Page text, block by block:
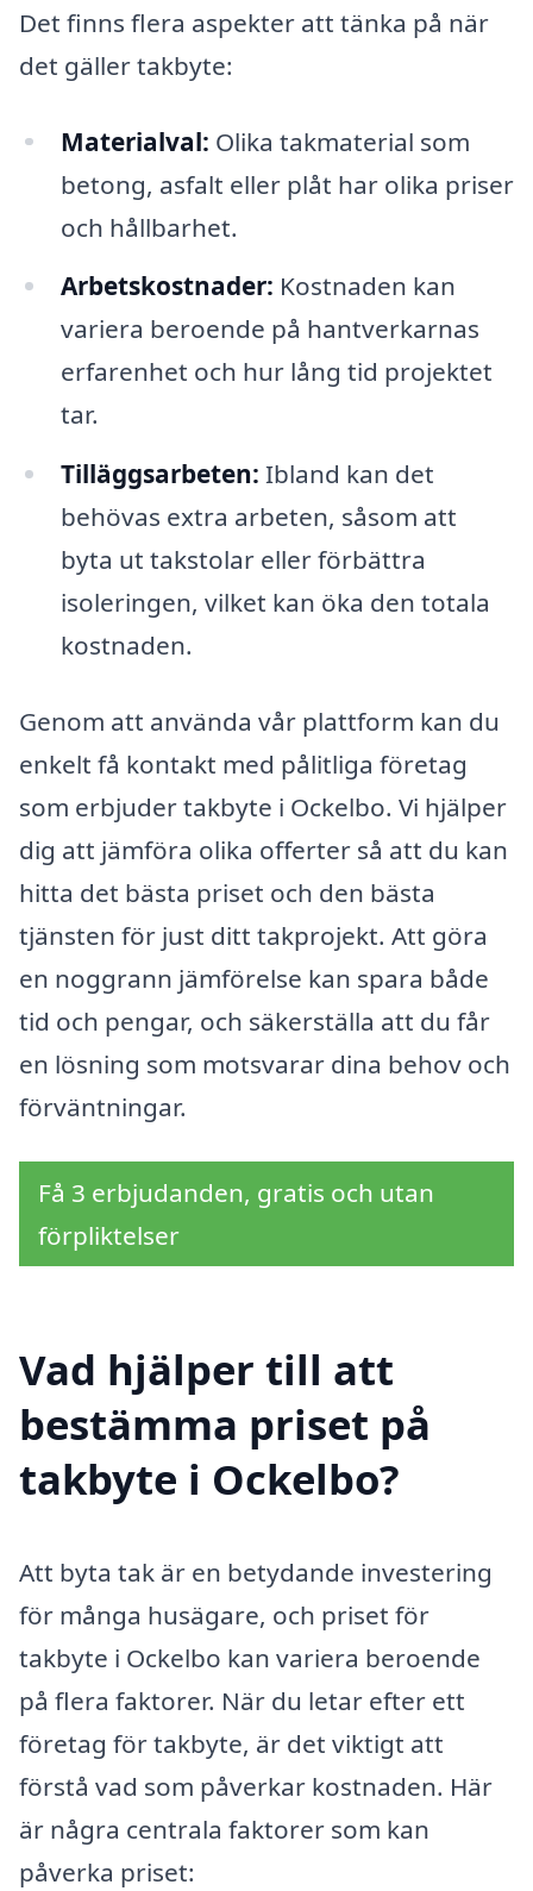
Det finns flera aspekter att tänka på när
det gäller takbyte:
Materialval: Olika takmaterial som
betong, asfalt eller plåt har olika priser
och hållbarhet.
Arbetskostnader: Kostnaden kan
variera beroende på hantverkarnas
erfarenhet och hur lång tid projektet
tar.
Tilläggsarbeten: Ibland kan det
behövas extra arbeten, såsom att
byta ut takstolar eller förbättra
isoleringen, vilket kan öka den totala
kostnaden.
Genom att använda vår plattform kan du
enkelt få kontakt med pålitliga företag
som erbjuder takbyte i Ockelbo. Vi hjälper
dig att jämföra olika offerter så att du kan
hitta det bästa priset och den bästa
tjänsten för just ditt takprojekt. Att göra
en noggrann jämförelse kan spara både
tid och pengar, och säkerställa att du får
en lösning som motsvarar dina behov och
förväntningar.
Få 3 erbjudanden, gratis och utan
förpliktelser
Vad hjälper till att
bestämma priset på
takbyte i Ockelbo?
Att byta tak är en betydande investering
för många husägare, och priset för
takbyte i Ockelbo kan variera beroende
på flera faktorer. När du letar efter ett
företag för takbyte, är det viktigt att
förstå vad som påverkar kostnaden. Här
är några centrala faktorer som kan
påverka priset: